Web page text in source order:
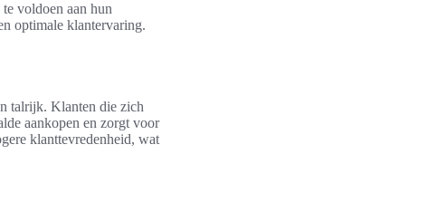
voldoen aan hun
optimale klantervaring.
talrijk. Klanten die zich
aankopen en zorgt voor
klanttevredenheid, wat